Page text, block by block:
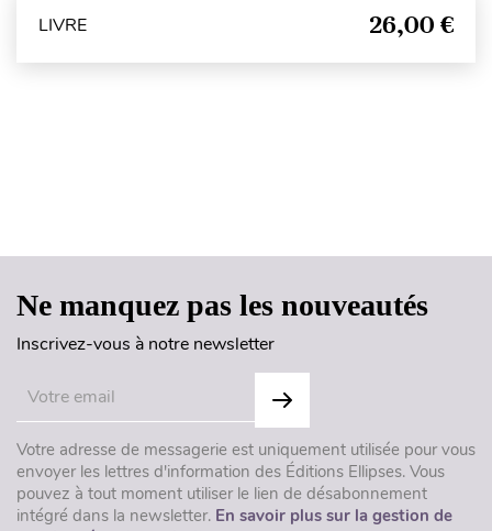
LIVRE 26,00 €
Ne manquez pas les nouveautés
Inscrivez-vous à notre newsletter
Votre adresse de messagerie est uniquement utilisée pour vous
envoyer les lettres d'information des Éditions Ellipses. Vous
pouvez à tout moment utiliser le lien de désabonnement
intégré dans la newsletter. En savoir plus sur la gestion de